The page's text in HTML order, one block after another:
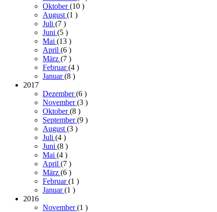
Oktober(10 )
August (1 )
Juli (7 )
Juni (5 )
Mai (13 )
April (6 )
März (7 )
Februar(4 )
Januar(8 )
2017
Dezember(6 )
November(3 )
Oktober(8 )
September(9 )
August (3 )
Juli (4 )
Juni (8 )
Mai (4 )
April (7 )
März (6 )
Februar(1 )
Januar(1 )
2016
November(1 )